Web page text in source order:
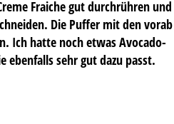
Fraiche gut durchrühren und
Die Puffer mit den vorab
Ich hatte noch etwas Avocado-
ebenfalls sehr gut dazu passt.